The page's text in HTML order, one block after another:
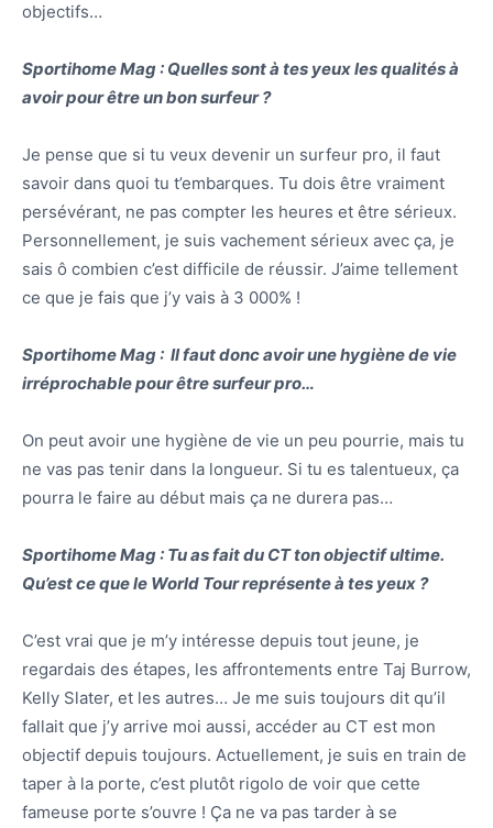
objectifs…
Sportihome Mag : Quelles sont à tes yeux les qualités à
avoir pour être un bon surfeur ?
Je pense que si tu veux devenir un surfeur pro, il faut
savoir dans quoi tu t’embarques. Tu dois être vraiment
persévérant, ne pas compter les heures et être sérieux.
Personnellement, je suis vachement sérieux avec ça, je
sais ô combien c’est difficile de réussir. J’aime tellement
ce que je fais que j’y vais à 3 000% !
Sportihome Mag : Il faut donc avoir une hygiène de vie
irréprochable pour être surfeur pro…
On peut avoir une hygiène de vie un peu pourrie, mais tu
ne vas pas tenir dans la longueur. Si tu es talentueux, ça
pourra le faire au début mais ça ne durera pas…
Sportihome Mag : Tu as fait du CT ton objectif ultime.
Qu’est ce que le World Tour représente à tes yeux ?
C’est vrai que je m’y intéresse depuis tout jeune, je
regardais des étapes, les affrontements entre Taj Burrow,
Kelly Slater, et les autres… Je me suis toujours dit qu’il
fallait que j’y arrive moi aussi, accéder au CT est mon
objectif depuis toujours. Actuellement, je suis en train de
taper à la porte, c’est plutôt rigolo de voir que cette
fameuse porte s’ouvre ! Ça ne va pas tarder à se